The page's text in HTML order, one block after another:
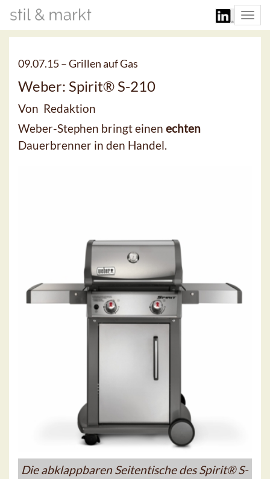
09.07.15 –Grillen auf Gas
Weber: Spirit® S-210
Von Redaktion
Weber-Stephen bringt einen echten
Dauerbrenner in den Handel.
Die abklappbaren Seitentische des Spirit® S-